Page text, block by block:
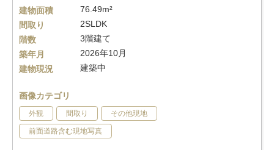
建物面積
76.49m²
間取り
2SLDK
階数
3階建て
築年月
2026年10月
建物現況
建築中
画像カテゴリ
外観 間取り その他現地
前面道路含む現地写真